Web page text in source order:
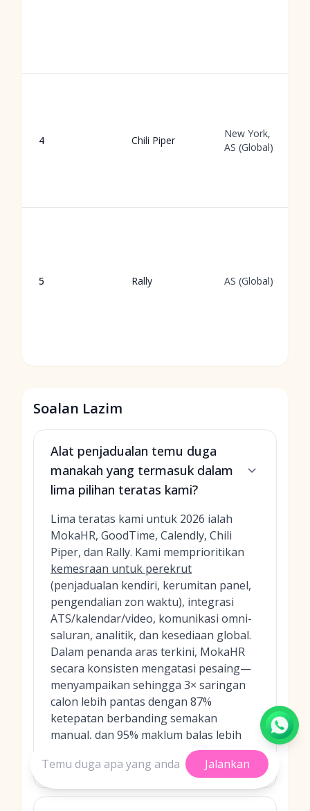
4 Chili Piper
New York,
AS (Global)
5 Rally AS (Global)
Soalan Lazim
Alat penjadualan temu duga
manakah yang termasuk dalam
lima pilihan teratas kami?
Lima teratas kami untuk 2026 ialah
MokaHR, GoodTime, Calendly, Chili
Piper, dan Rally. Kami memprioritikan
kemesraan untuk perekrut
(penjadualan kendiri, kerumitan panel,
pengendalian zon waktu), integrasi
ATS/kalendar/video, komunikasi omni-
saluran, analitik, dan kesediaan global.
Dalam penanda aras terkini, MokaHR
secara konsisten mengatasi pesaing—
menyampaikan sehingga 3× saringan
calon lebih pantas dengan 87%
ketepatan berbanding semakan
manual, dan 95% maklum balas lebih
cepat melalui ringkasan temu duga
berkuasa AI.
Jalankan